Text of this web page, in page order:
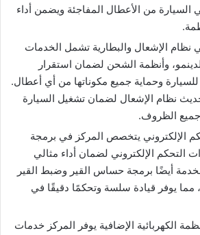
السيارة من الأعطال المفاجئة ويضمن أداء
نظام الإشعال والبطارية تشمل الخدمات
وأنظمة الشحن لضمان استقرار
للسيارة وحماية جميع مكوناتها من أي أعطال.
نظام الإشعال لضمان تشغيل السيارة
جميع الظروف.
الإلكتروني يتخصص المركز في برمجة
التحكم الإلكتروني لضمان أداء مثالي
أيضًا برمجة حساس القير وضبط القير
مما يوفر قيادة سلسة وتحكمًا دقيقًا في
الكهربائية الإضافية يوفر المركز خدمات